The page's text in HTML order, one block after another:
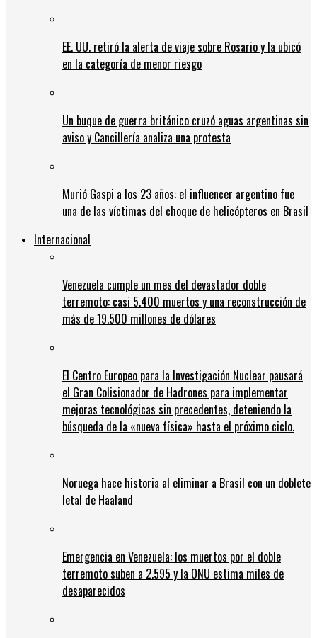
EE. UU. retiró la alerta de viaje sobre Rosario y la ubicó
en la categoría de menor riesgo
Un buque de guerra británico cruzó aguas argentinas sin
aviso y Cancillería analiza una protesta
Murió Gaspi a los 23 años: el influencer argentino fue
una de las víctimas del choque de helicópteros en Brasil
Internacional
Venezuela cumple un mes del devastador doble
terremoto: casi 5.400 muertos y una reconstrucción de
más de 19.500 millones de dólares
El Centro Europeo para la Investigación Nuclear pausará
el Gran Colisionador de Hadrones para implementar
mejoras tecnológicas sin precedentes, deteniendo la
búsqueda de la «nueva física» hasta el próximo ciclo.
Noruega hace historia al eliminar a Brasil con un doblete
letal de Haaland
Emergencia en Venezuela: los muertos por el doble
terremoto suben a 2.595 y la ONU estima miles de
desaparecidos